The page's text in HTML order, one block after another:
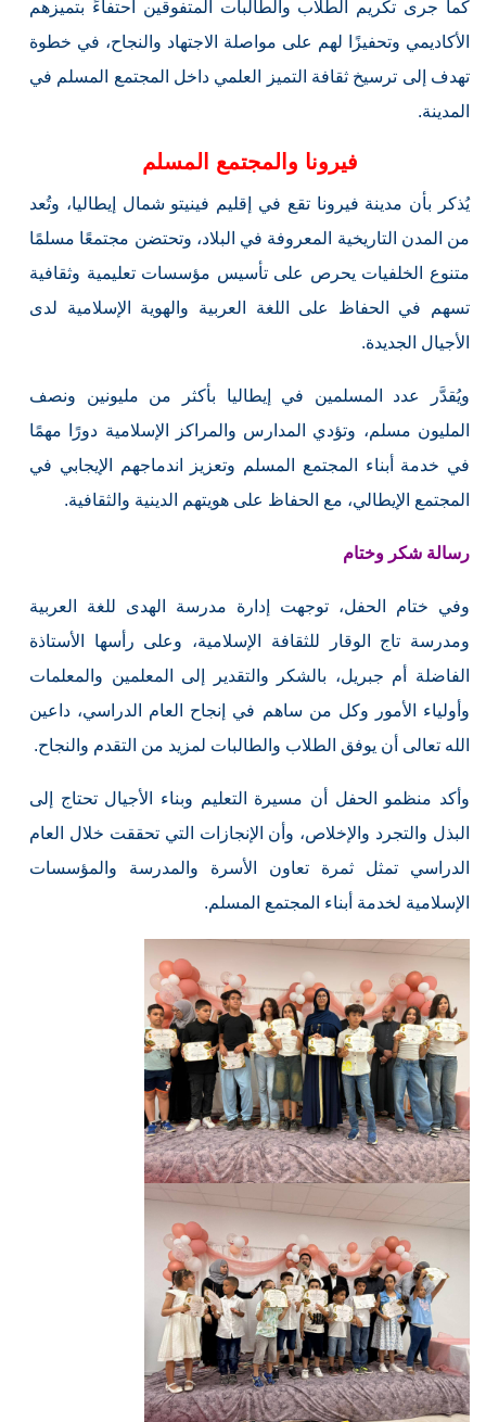
كما جرى تكريم الطلاب والطالبات المتفوقين احتفاءً بتميزهم
الأكاديمي وتحفيزًا لهم على مواصلة الاجتهاد والنجاح، في خطوة
تهدف إلى ترسيخ ثقافة التميز العلمي داخل المجتمع المسلم في
المدينة.
فيرونا والمجتمع المسلم
يُذكر بأن مدينة فيرونا تقع في إقليم فينيتو شمال إيطاليا، وتُعد
من المدن التاريخية المعروفة في البلاد، وتحتضن مجتمعًا مسلمًا
متنوع الخلفيات يحرص على تأسيس مؤسسات تعليمية وثقافية
تسهم في الحفاظ على اللغة العربية والهوية الإسلامية لدى
الأجيال الجديدة.
ويُقدَّر عدد المسلمين في إيطاليا بأكثر من مليونين ونصف
المليون مسلم، وتؤدي المدارس والمراكز الإسلامية دورًا مهمًا
في خدمة أبناء المجتمع المسلم وتعزيز اندماجهم الإيجابي في
المجتمع الإيطالي، مع الحفاظ على هويتهم الدينية والثقافية.
رسالة شكر وختام
وفي ختام الحفل، توجهت إدارة مدرسة الهدى للغة العربية
ومدرسة تاج الوقار للثقافة الإسلامية، وعلى رأسها الأستاذة
الفاضلة أم جبريل، بالشكر والتقدير إلى المعلمين والمعلمات
وأولياء الأمور وكل من ساهم في إنجاح العام الدراسي، داعين
الله تعالى أن يوفق الطلاب والطالبات لمزيد من التقدم والنجاح.
وأكد منظمو الحفل أن مسيرة التعليم وبناء الأجيال تحتاج إلى
البذل والتجرد والإخلاص، وأن الإنجازات التي تحققت خلال العام
الدراسي تمثل ثمرة تعاون الأسرة والمدرسة والمؤسسات
الإسلامية لخدمة أبناء المجتمع المسلم.